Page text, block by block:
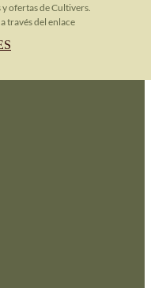
ofertas de Cultivers.
través del enlace